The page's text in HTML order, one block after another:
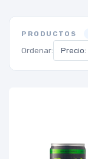
PRODUCTOS
Ordenar: